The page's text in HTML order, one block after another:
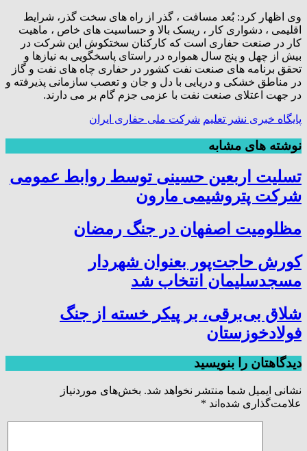
وی اظهار کرد: بُعد مسافت ، گذر از راه های سخت گذر، شرایط
اقلیمی ، دشواری کار ، ریسک بالا و حساسیت های خاص ، ماهیت
کار در صنعت حفاری است که کارکنان سختکوش این شرکت در
بیش از چهل و پنج سال همواره در راستای پاسخگویی به نیازها و
تحقق برنامه های صنعت نفت کشور در حفاری چاه های نفت و گاز
در مناطق خشکی و دریایی با دل و جان و تعصب سازمانی پذیرفته و
در جهت اعتلای صنعت نفت با عزمی جزم گام بر می دارند.
پایگاه خبری نشر تعلیم شرکت ملی حفاری ایران
نوشته های مشابه
تسلیت اربعین حسینی توسط روابط عمومی
شرکت پتروشیمی مارون
مظلومیت اصفهان در جنگ رمضان
کورش حاجت‌پور بعنوان شهردار
مسجدسلیمان انتخاب شد
شلاق‌ بی‌برقی، بر پیکر خسته‌ از جنگ
فولادخوزستان
دیدگاهتان را بنویسید
نشانی ایمیل شما منتشر نخواهد شد. بخش‌های موردنیاز
علامت‌گذاری شده‌اند *